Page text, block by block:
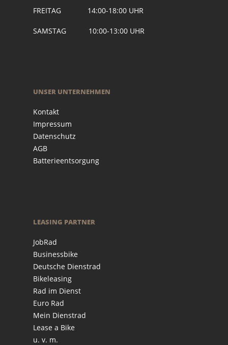
FREITAG 14:00-18:00 UHR
SAMSTAG 10:00-13:00 UHR
UNSER UNTERNEHMEN
Kontakt
Impressum
Datenschutz
AGB
Batterieentsorgung
LEASING PARTNER
JobRad
Businessbike
Deutsche Dienstrad
Bikeleasing
Rad im Dienst
Euro Rad
Mein Dienstrad
Lease a Bike
u. v. m.